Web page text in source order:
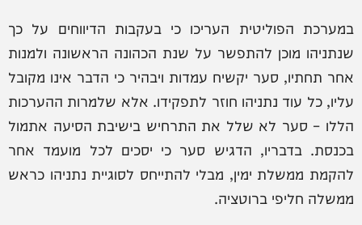
במערכת הפוליטית העריכו כי בעקבות הדיווחים על כך
שנתניהו מוכן להתפשר על שנת הכהונה הראשונה ולמנות
אחר תחתיו, סער יקשיח עמדות ויבהיר כי הדבר אינו מקובל
עליו, כל עוד נתניהו חוזר לתפקידו. אלא שלמרות ההערכות
הללו – סער לא שלל את התרחיש בישיבת הסיעה אתמול
בכנסת. בדבריו, הדגיש סער כי יסכים לכל מועמד אחר
להקמת ממשלת ימין, מבלי להתייחס לסוגיית נתניהו כראש
ממשלה חליפי ברוטציה.